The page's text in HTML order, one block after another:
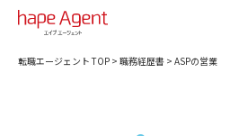
転職エージェント TOP > 職務経歴書 > ASPの営業